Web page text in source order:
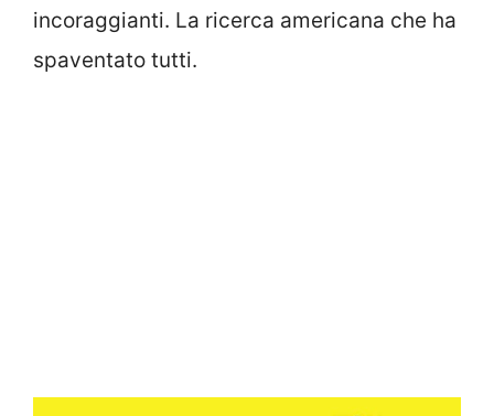
incoraggianti. La ricerca americana che ha
spaventato tutti.